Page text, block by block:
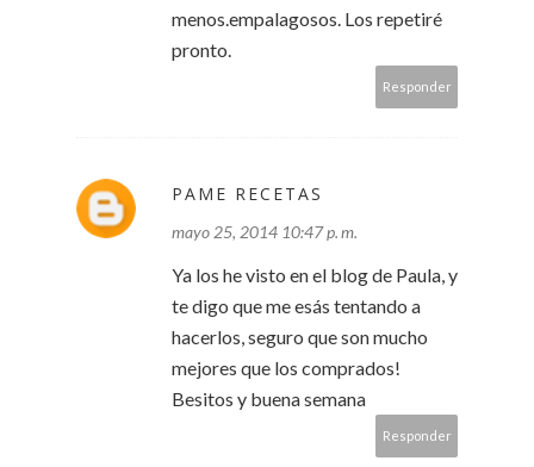
menos.empalagosos. Los repetiré
pronto.
Responder
PAME RECETAS
mayo 25, 2014 10:47 p. m.
Ya los he visto en el blog de Paula, y
te digo que me esás tentando a
hacerlos, seguro que son mucho
mejores que los comprados!
Besitos y buena semana
Responder